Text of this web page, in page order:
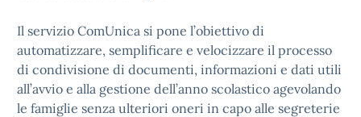
Il servizio ComUnica si pone l’obiettivo di
automatizzare, semplificare e velocizzare il processo
di condivisione di documenti, informazioni e dati utili
all’avvio e alla gestione dell’anno scolastico agevolando
le famiglie senza ulteriori oneri in capo alle segreterie